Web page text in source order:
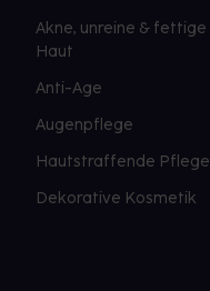
Akne, unreine & fettige
Haut
Anti-Age
Augenpflege
Hautstraffende Pflege
Dekorative Kosmetik